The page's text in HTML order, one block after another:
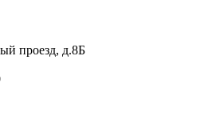
проезд, д.8Б